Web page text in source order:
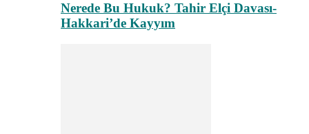
Nerede Bu Hukuk? Tahir Elçi Davası-
Hakkari’de Kayyım